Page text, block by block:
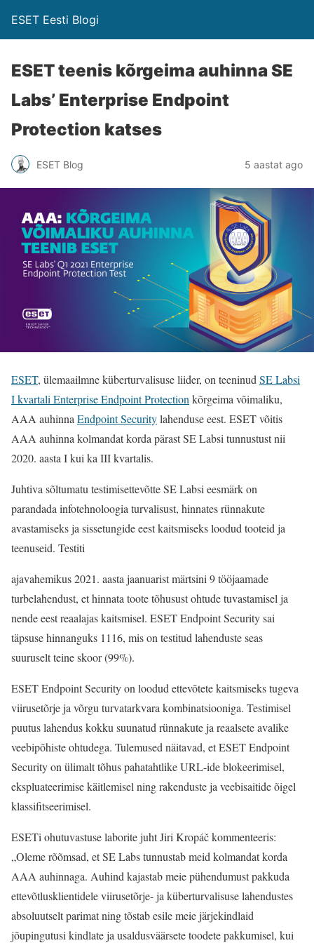
ESET Eesti Blogi
ESET teenis kõrgeima auhinna SE
Labs’ Enterprise Endpoint
Protection katses
ESET Blog 5 aastat ago
ESET, ülemaailmne küberturvalisuse liider, on teeninud SE Labsi
I kvartali Enterprise Endpoint Protection kõrgeima võimaliku,
AAA auhinna Endpoint Securitylahenduse eest. ESET võitis
AAA auhinna kolmandat korda pärast SE Labsi tunnustust nii
2020. aasta I kui ka III kvartalis.
Juhtiva sõltumatu testimisettevõtte SE Labsi eesmärk on
parandada infotehnoloogia turvalisust, hinnates rünnakute
avastamiseks ja sissetungide eest kaitsmiseks loodud tooteid ja
teenuseid. Testiti
ajavahemikus 2021. aasta jaanuarist märtsini 9 tööjaamade
turbelahendust, et hinnata toote tõhusust ohtude tuvastamisel ja
nende eest reaalajas kaitsmisel. ESET Endpoint Security sai
täpsuse hinnanguks 1116, mis on testitud lahenduste seas
suuruselt teine skoor (99%).
ESET Endpoint Security on loodud ettevõtete kaitsmiseks tugeva
viirusetõrje ja võrgu turvatarkvara kombinatsiooniga. Testimisel
puutus lahendus kokku suunatud rünnakute ja reaalsete avalike
veebipõhiste ohtudega. Tulemused näitavad, et ESET Endpoint
Security on ülimalt tõhus pahatahtlike URL-ide blokeerimisel,
ekspluateerimise käitlemisel ning rakenduste ja veebisaitide õigel
klassifitseerimisel.
ESETi ohutuvastuse laborite juht Jiri Kropáč kommenteeris:
„Oleme rõõmsad, et SE Labs tunnustab meid kolmandat korda
AAA auhinnaga. Auhind kajastab meie pühendumust pakkuda
ettevõtlusklientidele viirusetõrje- ja küberturvalisuse lahendustes
absoluutselt parimat ning tõstab esile meie järjekindlaid
jõupingutusi kindlate ja usaldusväärsete toodete pakkumisel, kui